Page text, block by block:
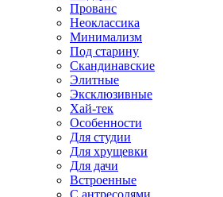
Прованс
Неоклассика
Минимализм
Под старину
Скандинавские
Элитные
Эксклюзивные
Хай-тек
Особенности
Для студии
Для хрущевки
Для дачи
Встроенные
С антресолями